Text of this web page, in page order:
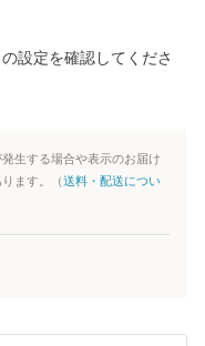
設定を確認してくださ
生する場合や表示のお届け
ます。（送料・配送につい